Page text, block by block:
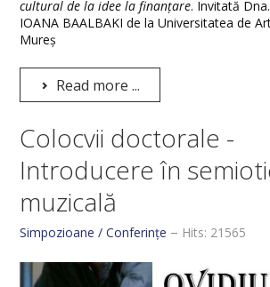
cultural de la idee la finanțare. Invitată
IOANA BAALBAKI de la Universitatea de
Mureș
Read more ...
Colocvii doctorale -
Introducere în
muzicală
Simpozioane / Conferințe Hits: 21565